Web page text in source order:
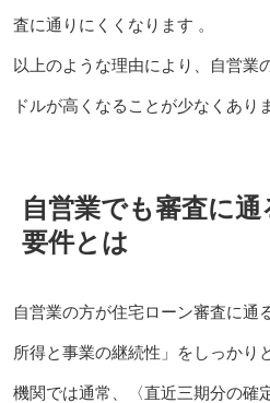
査に通りにくくなります 。
以上のような理由により、自営業
ドルが高くなることが少なくあり
自営業でも審査に
要件とは
自営業の方が住宅ローン審査に通
所得と事業の継続性」をしっかり
機関では通常、〈直近三期分の確